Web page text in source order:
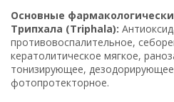
Основные
Трипхала (Triphala):
противовоспалительное,
кератолитическое мягкое,
тонизирующее,
фотопротекторное.